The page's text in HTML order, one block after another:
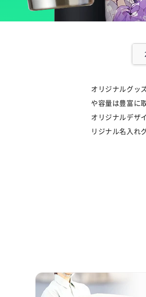
オリジナルグッ
や容量は豊富に
オリジナルデザ
リジナル名入れ